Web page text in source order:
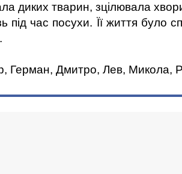
диких тварин, зцілювала
під час посухи. Її життя було
Герман, Дмитро, Лев, Микола,